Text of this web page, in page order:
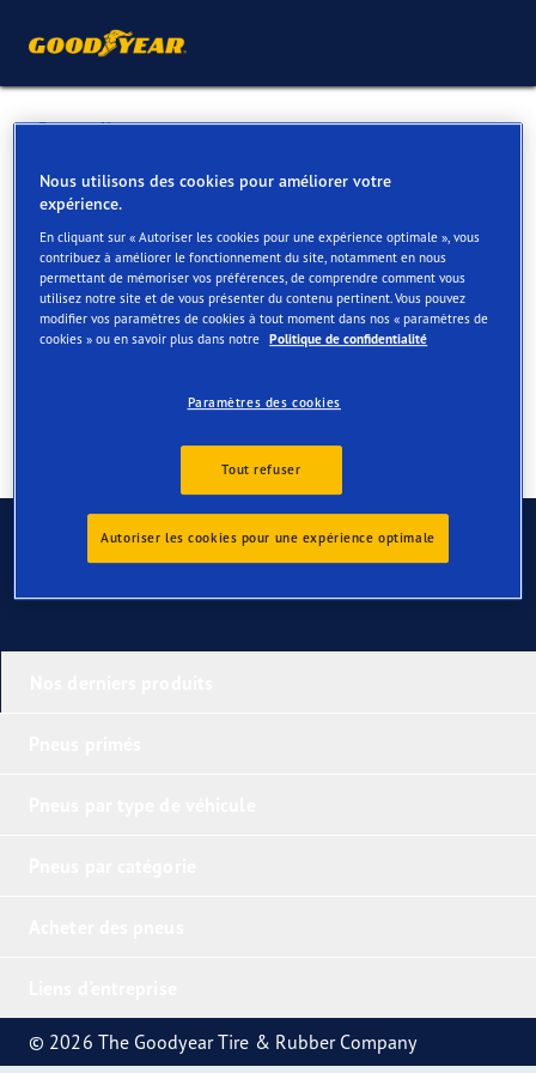
Retour liste
BORREMANS BVBA
Services disponibles en ligne et en magasin
Contact Services
Contactez-nous
© 2026 The Goodyear Tire & Rubber Company
Nous utilisons des cookies pour améliorer votre
expérience.
En cliquant sur « Autoriser les cookies pour une expérience optimale », vous
contribuez à améliorer le fonctionnement du site, notamment en nous
permettant de mémoriser vos préférences, de comprendre comment vous
utilisez notre site et de vous présenter du contenu pertinent. Vous pouvez
modifier vos paramètres de cookies à tout moment dans nos « paramètres de
cookies » ou en savoir plus dans notre Politique de confidentialité
Paramètres des cookies
Tout refuser
Autoriser les cookies pour une expérience optimale